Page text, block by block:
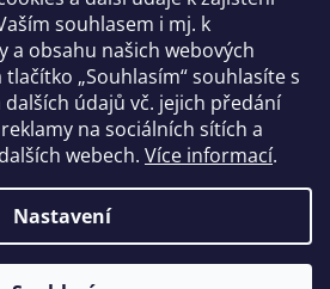
souhlasem i mj. k
a obsahu našich webových
„Souhlasím“ souhlasíte s
údajů vč. jejich předání
na sociálních sítích a
webech. Více informací.
Nastavení
míče
míče
Vytvořil Shoptet